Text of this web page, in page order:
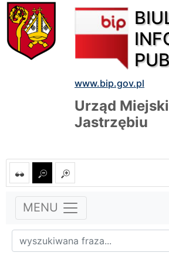
www.bip.gov.pl
Urząd
Jastrzębiu
MENU